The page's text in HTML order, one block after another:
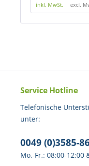
inkl. MwSt. excl.
Service Hotline
Telefonische
unter:
0049 (0)3585-
Mo.-Fr.: 08:00-12:00